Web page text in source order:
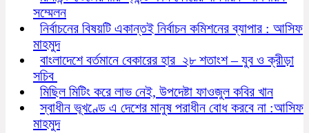
সম্মেলন
নির্বাচনের বিষয়টি একান্তই নির্বাচন কমিশনের ব্যাপার : আসিফ
মাহমুদ
বাংলাদেশে বর্তমানে বেকারের হার ২৮ শতাংশ – যুব ও ক্রীড়া
সচিব
মিছিল মিটিং করে লাভ নেই, উপদেষ্টা ফাওজুল কবির খান
স্বাধীন ভূখণ্ডে এ দেশের মানুষ পরাধীন বোধ করবে না :আসিফ
মাহমুদ